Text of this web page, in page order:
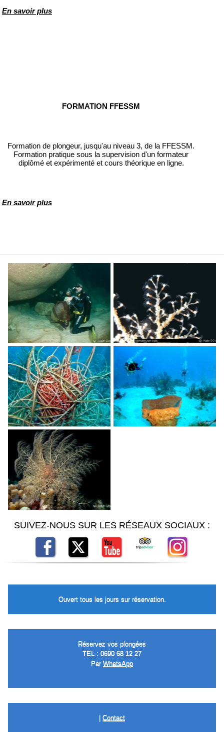
En savoir plus
FORMATION FFESSM
Formation de plongeur, jusqu'au niveau 3, de la FFESSM.
Formation pratique sous la supervision d'un formateur
diplômé et expérimenté et cours théorique en ligne.
En savoir plus
SUIVEZ-NOUS SUR LES RÉSEAUX SOCIAUX :
Ouvert tous les jours sur réservation.
Réservez vos plongées
TEL : 0690 68 12 27
Par WhatsApp
| Contact